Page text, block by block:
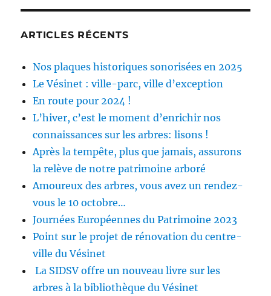
ARTICLES RÉCENTS
Nos plaques historiques sonorisées en 2025
Le Vésinet : ville-parc, ville d’exception
En route pour 2024 !
L’hiver, c’est le moment d’enrichir nos
connaissances sur les arbres: lisons !
Après la tempête, plus que jamais, assurons
la relève de notre patrimoine arboré
Amoureux des arbres, vous avez un rendez-
vous le 10 octobre…
Journées Européennes du Patrimoine 2023
Point sur le projet de rénovation du centre-
ville du Vésinet
La SIDSV offre un nouveau livre sur les
arbres à la bibliothèque du Vésinet